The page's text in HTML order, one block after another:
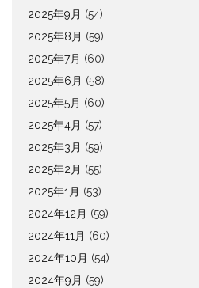
2025年9月 (54)
2025年8月 (59)
2025年7月 (60)
2025年6月 (58)
2025年5月 (60)
2025年4月 (57)
2025年3月 (59)
2025年2月 (55)
2025年1月 (53)
2024年12月 (59)
2024年11月 (60)
2024年10月 (54)
2024年9月 (59)